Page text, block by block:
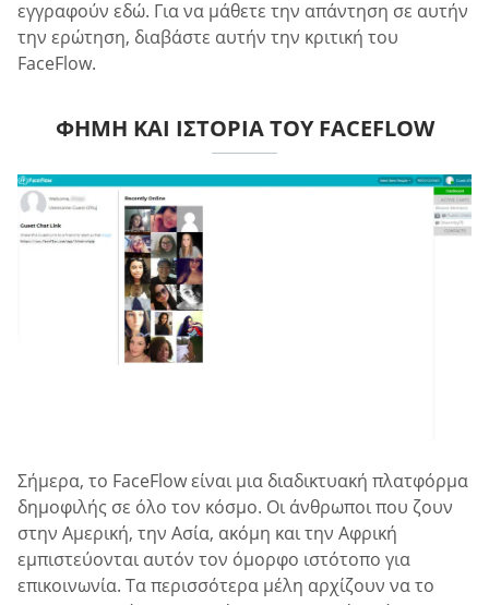
εγγραφούν εδώ. Για να μάθετε την απάντηση σε αυτήν
την ερώτηση, διαβάστε αυτήν την κριτική του
FaceFlow.
ΦΉΜΗ ΚΑΙ ΙΣΤΟΡΊΑ ΤΟΥ FACEFLOW
Σήμερα, το FaceFlow είναι μια διαδικτυακή πλατφόρμα
δημοφιλής σε όλο τον κόσμο. Οι άνθρωποι που ζουν
στην Αμερική, την Ασία, ακόμη και την Αφρική
εμπιστεύονται αυτόν τον όμορφο ιστότοπο για
επικοινωνία. Τα περισσότερα μέλη αρχίζουν να το